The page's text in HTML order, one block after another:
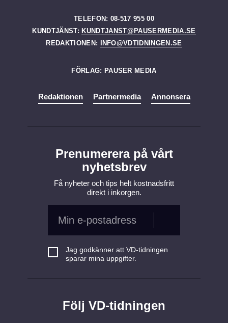
TELEFON: 08-517 955 00
KUNDTJÄNST:KUNDTJANST@PAUSERMEDIA.SE
REDAKTIONEN: INFO@VDTIDNINGEN.SE
FÖRLAG: PAUSER MEDIA
Redaktionen Partnermedia Annonsera
Prenumerera på vårt
nyhetsbrev
Få nyheter och tips helt kostnadsfritt
direkt i inkorgen.
Jag godkänner att VD-tidningen
sparar mina uppgifter.
Följ VD-tidningen